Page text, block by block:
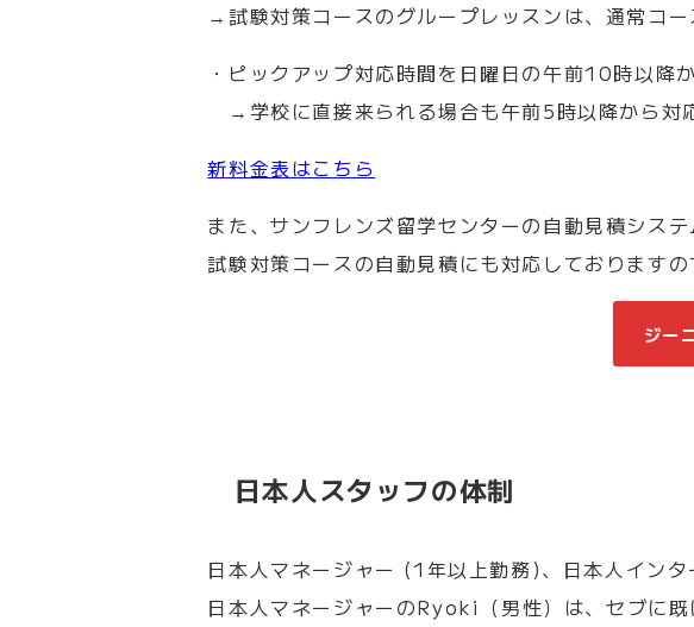
→試験対策コースのグループレッスンは、通常コ
・ピックアップ対応時間を日曜日の午前10時以降
→学校に直接来られる場合も午前5時以降から対
新料金表はこちら
また、サンフレンズ留学センターの自動見積システ
試験対策コースの自動見積にも対応しておりますの
ジー
日本人スタッフの体制
日本人マネージャー (1年以上勤務)、日本人インタ
日本人マネージャーのRyoki（男性）は、セブに